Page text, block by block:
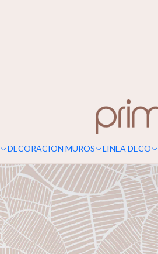
DECORACION MUROS LINEA DECO